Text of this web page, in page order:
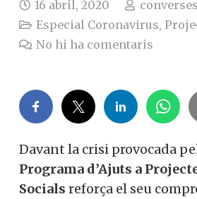
16 abril, 2020
Especial Coronavirus,
No hi ha comentaris
Davant la crisi provocada
Programa d’Ajuts a
Socials reforça el seu